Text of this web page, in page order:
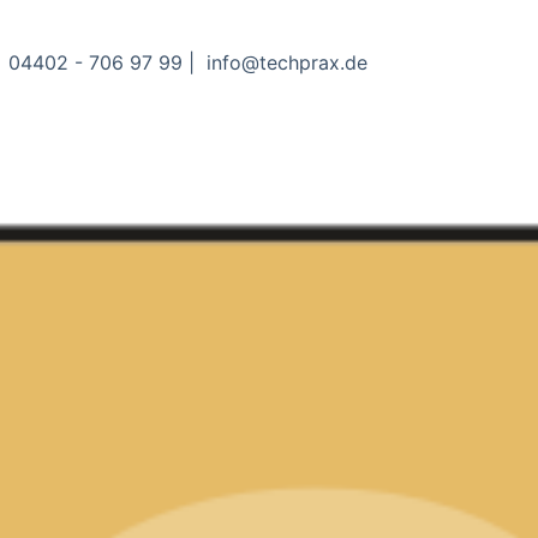
04402 - 706 97 99 | info@techprax.de